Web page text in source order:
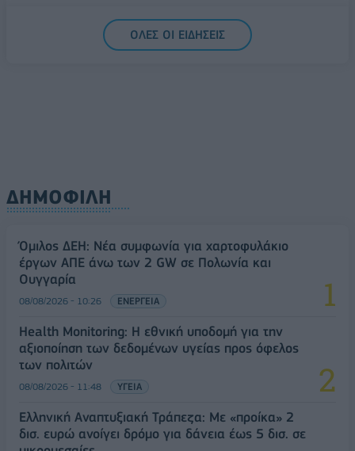
5G παντού, 6G στον ορίζοντα: Πού βρίσκεται η
Ελλάδα στη μεγάλη τεχνολογική μετάβαση
ΟΛΕΣ ΟΙ ΕΙΔΗΣΕΙΣ
ΔΗΜΟΦΙΛΗ
Όμιλος ΔΕΗ: Νέα συμφωνία για χαρτοφυλάκιο
έργων ΑΠΕ άνω των 2 GW σε Πολωνία και
Ουγγαρία
08/08/2026 - 10:26 ΕΝΕΡΓΕΙΑ
Health Monitoring: Η εθνική υποδομή για την
αξιοποίηση των δεδομένων υγείας προς όφελος
των πολιτών
08/08/2026 - 11:48 ΥΓΕΙΑ
Ελληνική Αναπτυξιακή Τράπεζα: Με «προίκα» 2
δισ. ευρώ ανοίγει δρόμο για δάνεια έως 5 δισ. σε